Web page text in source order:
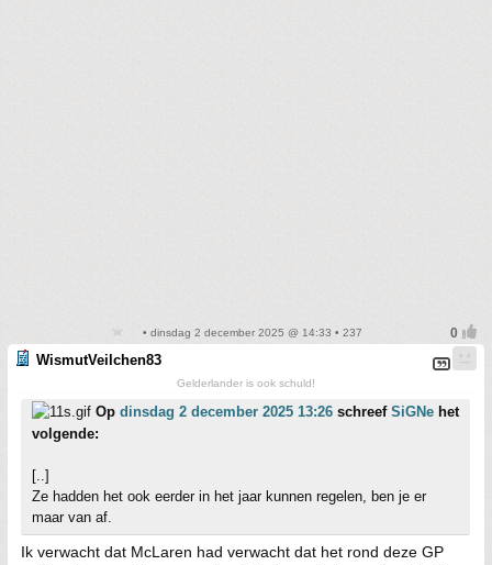
• dinsdag 2 december 2025 @ 14:33 • 237
WismutVeilchen83
Gelderlander is ook schuld!
Op dinsdag 2 december 2025 13:26 schreef SiGNe het
volgende:
[..]
Ze hadden het ook eerder in het jaar kunnen regelen, ben je er
maar van af.
Ik verwacht dat McLaren had verwacht dat het rond deze GP